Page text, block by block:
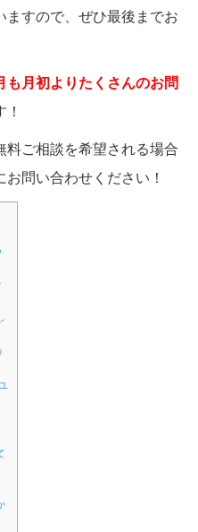
ますので、ぜひ最後までお
も月初よりたくさんのお問
料ご相談を希望される場合
お問い合わせください！